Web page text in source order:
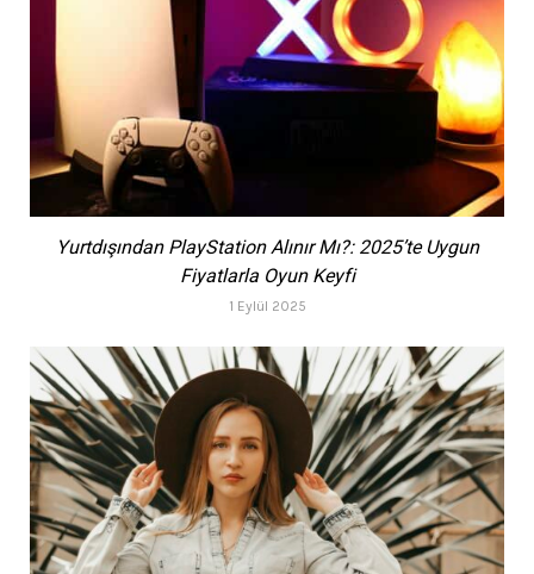
Yurtdışından PlayStation Alınır Mı?: 2025’te Uygun
Fiyatlarla Oyun Keyfi
1 Eylül 2025